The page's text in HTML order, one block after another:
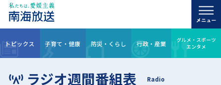
トピックス 子育て・健康 防災・くらし 行政・産業
グルメ・スポーツ
エンタメ
ラジオ週間番組表 Radio